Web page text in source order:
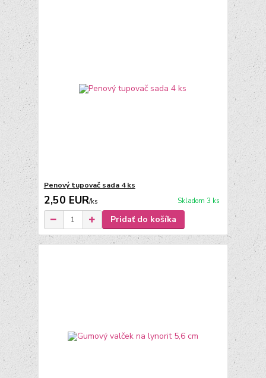
Penový tupovač sada 4 ks
2,50 EUR/ks Skladom 3 ks
Pridať do košíka